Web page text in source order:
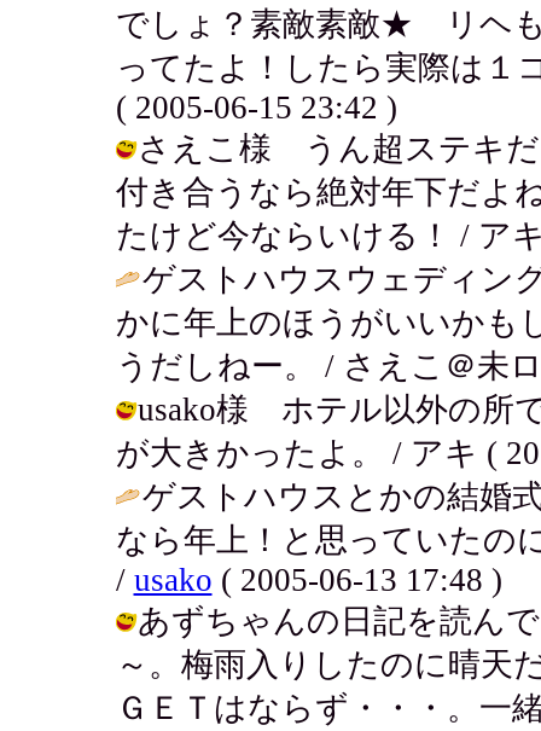
でしょ？素敵素敵★ リヘ
ってたよ！したら実際は１
( 2005-06-15 23:42 )
さえこ様 うん超ステキだ
付き合うなら絶対年下だよ
たけど今ならいける！ / ア
ゲストハウスウェディン
かに年上のほうがいいかも
うだしねー。 / さえこ＠未
usako様 ホテル以外の所
が大きかったよ。 / アキ (
ゲストハウスとかの結婚
なら年上！と思っていたの
/ usako ( 2005-06-13 17:48 )
あずちゃんの日記を読ん
～。梅雨入りしたのに晴天
ＧＥＴはならず・・・。一